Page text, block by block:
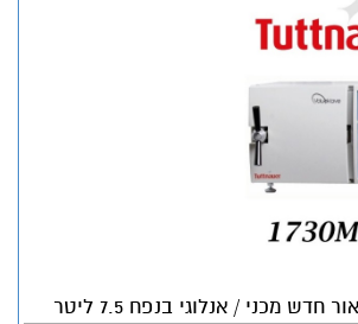
מכני / אנלוגי בנפח 7.5 ליטר